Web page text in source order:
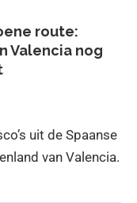
route:
Valencia nog
uit de Spaanse
van Valencia.